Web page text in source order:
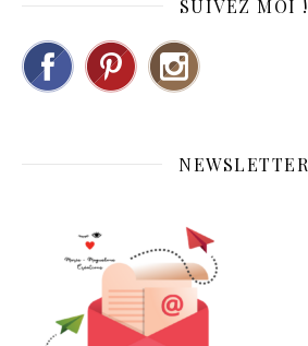
SUIVEZ MOI !
NEWSLETTER